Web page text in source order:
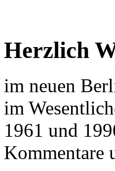
Herzlich
im neuen
im
1961 und
Kommentare